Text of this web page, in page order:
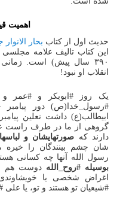
اهمیت
حدیث اول از کتاب بحار الانوار جلد ۶۸،
۳۹۰ سال پیش) است.
انقلاب او نبود!
یک روز #ابوبکر و #عمر و
#رسول_خدا(ص) دور پیامبر
ابیطالب(ع) داشت نعلین
گروهی از ما در طرف راست
دارند که صورتهایشان و
شان چشم بینندگان را
رسول الله آنها چه کسانی
بوسیله #روح_الله دوست هم
اغراض شخصی یا
#شیعیان تو هستند و تو، یا علی